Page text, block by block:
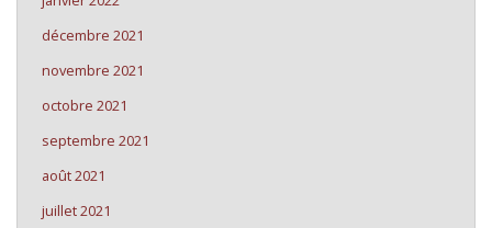
décembre 2021
novembre 2021
octobre 2021
septembre 2021
août 2021
juillet 2021